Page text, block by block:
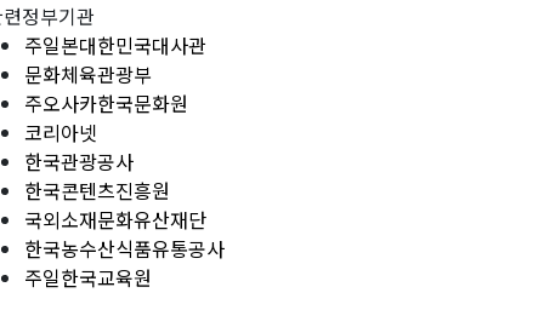
정부기관
주일본대한민국대사관
문화체육관광부
주오사카한국문화원
코리아넷
한국관광공사
한국콘텐츠진흥원
국외소재문화유산재단
한국농수산식품유통공사
주일한국교육원